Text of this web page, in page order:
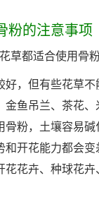
粉的注意事项
草都适合使用骨
好，但有些花草不
金鱼吊兰、茶花
骨粉，土壤容易
和开花能力都会
花花卉、种球花